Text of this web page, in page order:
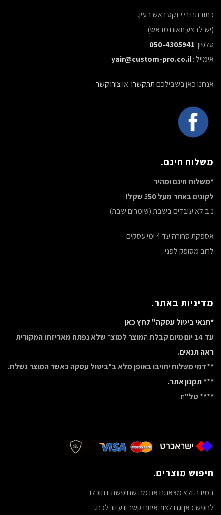
כתובתנו נלי זקס ראש העין.
(יש לבצע תאום מראש).
טלפון: 050-4305941
אימייל :yair@custom-pro.co.il
אנחנו כאן בשבילכםתתקשרו אוצורו קשר.
משלוח חינם.
*משלוח חינם ומהיר
לקונים באתר מעל 350 שקל!
נ.ב לא עובדים בשבת (שומרים שבת).
אספקת סחורה עד 4 ימי עסקים
לרוב מסופק לפני.
מדיניות באתר.
*תנאי ביטול עסקה" לחץ כאן
עד 14 יום מיום קבלת המוצר למוצר שלא נפתח מאריזתו המקורית
ראה תנאים.
**דמי משלוח יחויבו באופן מלא ב"ביטול עסקה כאשר המוצר נשלח.
***תקנון אתר.
**** טל"ח
חיפוש מוצרים.
במידה ולא מצאתם את מה שחיפשתם תוכלו
לחפש כאן וגם לצור איתנו קשר ונעזור לכם.